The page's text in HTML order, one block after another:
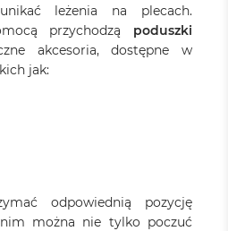
leżenia na plecach.
przychodzą poduszki
akcesoria, dostępne w
jak:
odpowiednią pozycję
można nie tylko poczuć